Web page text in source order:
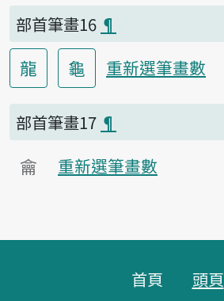
部首筆畫16 ¶
龍 龜 重新選筆畫數
部首筆畫17 ¶
龠 重新選筆畫數
首頁 頭頁